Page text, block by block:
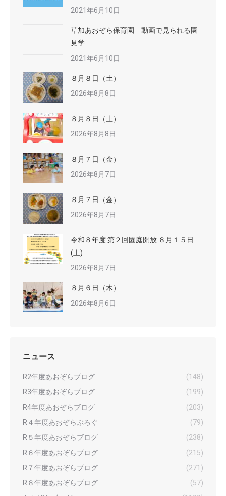
2021年6月10日
草加あおぞら保育園 動画で見られる園
見学
2021年6月10日
８月８日（土）
2026年8月8日
８月８日（土）
2026年8月8日
８月７日（金）
2026年8月7日
８月７日（金）
2026年8月7日
令和８年度 第２回園庭開放 ８月１５日
(土)
2026年8月7日
８月６日（木）
2026年8月6日
ニュース
R2年度あおぞらブログ
(148)
R3年度あおぞらブログ
(199)
R4年度あおぞらブログ
(203)
R４年度あおぞらぶろぐ
(79)
R５年度あおぞらブログ
(238)
R６年度あおぞらブログ
(215)
R７年度あおぞらブログ
(271)
R８年度あおぞらブログ
(57)